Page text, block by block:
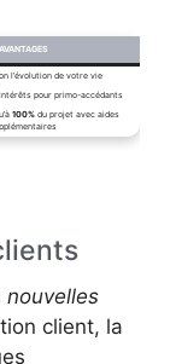
AVANTAGES
l’évolution de votre vie
pour primo-accédants
100%du projet avec aides
nouvelles
client, la